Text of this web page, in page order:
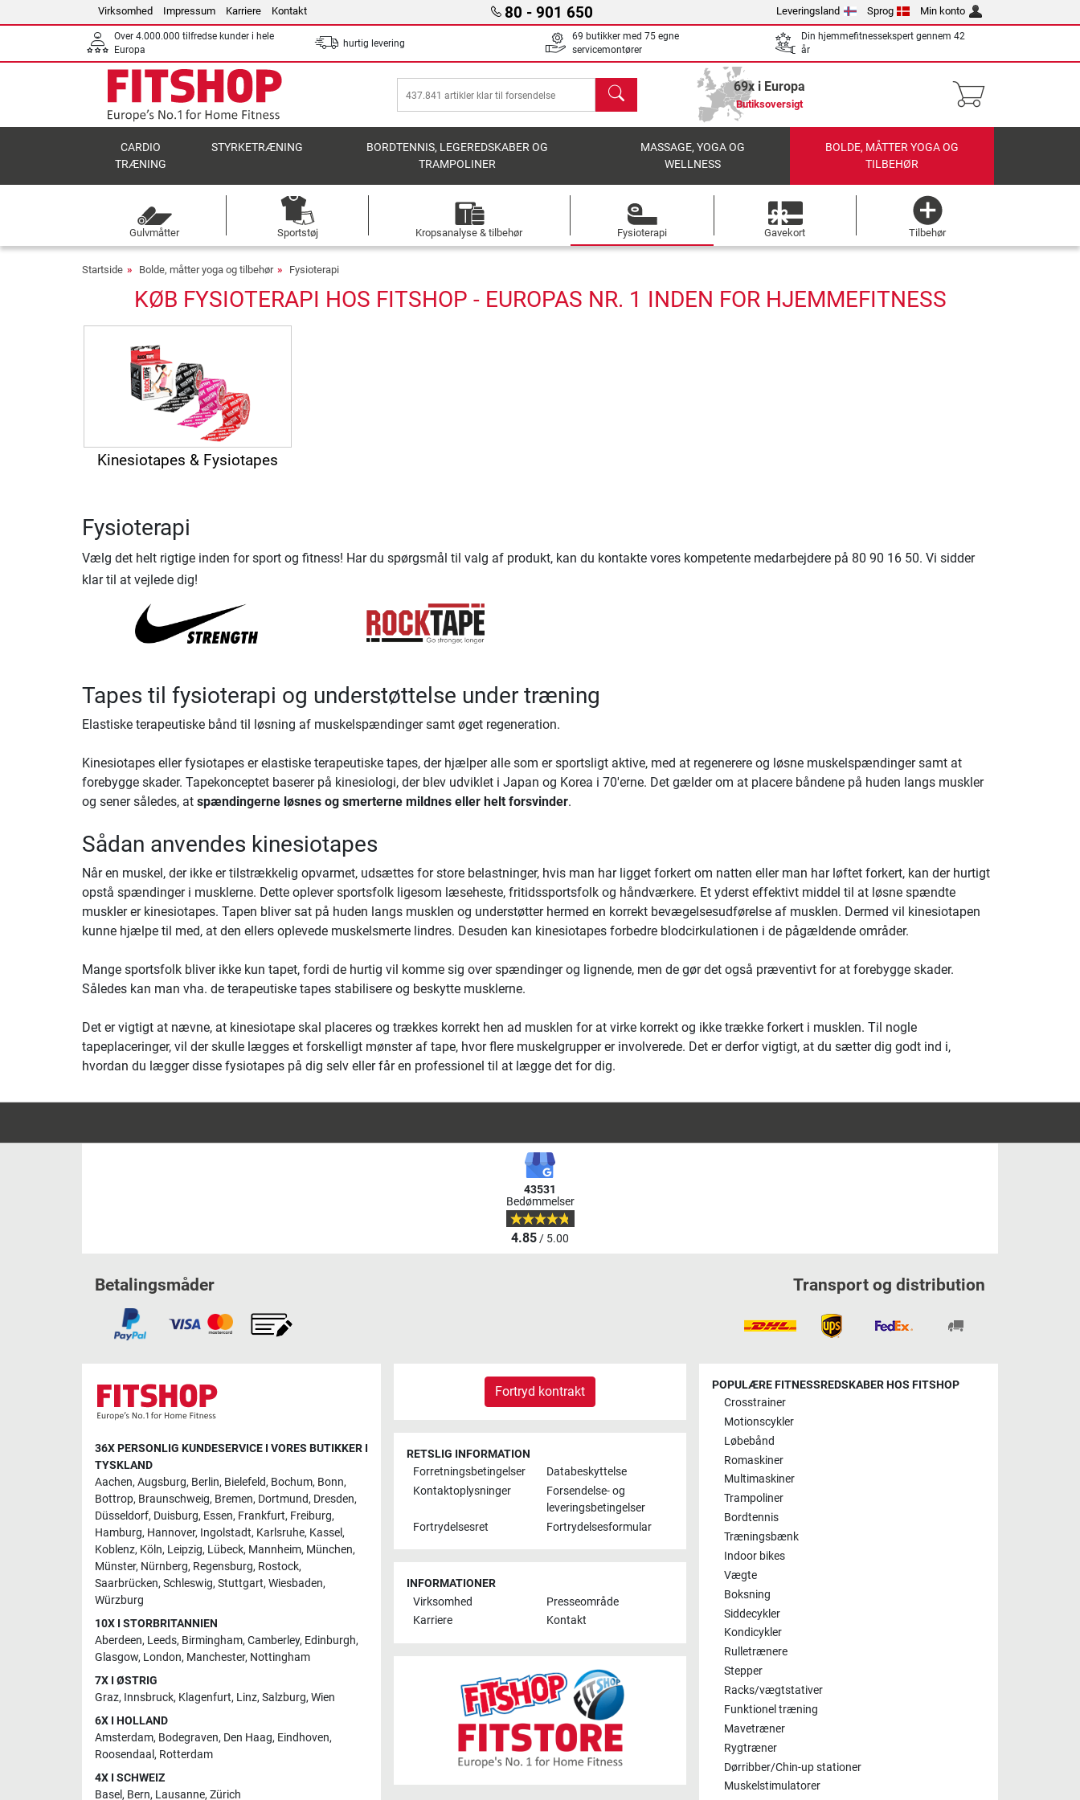
Virksomhed Impressum Karriere Kontakt 80 - 901 650 Leveringsland Sprog Min konto
Over 4.000.000 tilfredse kunder i hele
Europa
hurtig levering
69 butikker med 75 egne
servicemontører
Din hjemmefitnessekspert gennem 42
år
søg 69x i Europa
Butiksoversigt
CARDIO
TRÆNING
STYRKETRÆNING
BORDTENNIS, LEGEREDSKABER OG
TRAMPOLINER
MASSAGE, YOGA OG
WELLNESS
BOLDE, MÅTTER YOGA OG
TILBEHØR
Gulvmåtter Sportstøj Kropsanalyse & tilbehør Fysioterapi Gavekort Tilbehør
Startside Bolde, måtter yoga og tilbehør Fysioterapi
KØB FYSIOTERAPI HOS FITSHOP - EUROPAS NR. 1 INDEN FOR HJEMMEFITNESS
Kinesiotapes & Fysiotapes
Fysioterapi
Vælg det helt rigtige inden for sport og fitness! Har du spørgsmål til valg af produkt, kan du kontakte vores kompetente medarbejdere på 80 90 16 50. Vi sidder
klar til at vejlede dig!
Tapes til fysioterapi og understøttelse under træning
Elastiske terapeutiske bånd til løsning af muskelspændinger samt øget regeneration.
Kinesiotapes eller fysiotapes er elastiske terapeutiske tapes, der hjælper alle som er sportsligt aktive, med at regenerere og løsne muskelspændinger samt at
forebygge skader. Tapekonceptet baserer på kinesiologi, der blev udviklet i Japan og Korea i 70'erne. Det gælder om at placere båndene på huden langs muskler
og sener således, at spændingerne løsnes og smerterne mildnes eller helt forsvinder.
Sådan anvendes kinesiotapes
Når en muskel, der ikke er tilstrækkelig opvarmet, udsættes for store belastninger, hvis man har ligget forkert om natten eller man har løftet forkert, kan der hurtigt
opstå spændinger i musklerne. Dette oplever sportsfolk ligesom læseheste, fritidssportsfolk og håndværkere. Et yderst effektivt middel til at løsne spændte
muskler er kinesiotapes. Tapen bliver sat på huden langs musklen og understøtter hermed en korrekt bevægelsesudførelse af musklen. Dermed vil kinesiotapen
kunne hjælpe til med, at den ellers oplevede muskelsmerte lindres. Desuden kan kinesiotapes forbedre blodcirkulationen i de pågældende områder.
Mange sportsfolk bliver ikke kun tapet, fordi de hurtig vil komme sig over spændinger og lignende, men de gør det også præventivt for at forebygge skader.
Således kan man vha. de terapeutiske tapes stabilisere og beskytte musklerne.
Det er vigtigt at nævne, at kinesiotape skal placeres og trækkes korrekt hen ad musklen for at virke korrekt og ikke trække forkert i musklen. Til nogle
tapeplaceringer, vil der skulle lægges et forskelligt mønster af tape, hvor flere muskelgrupper er involverede. Det er derfor vigtigt, at du sætter dig godt ind i,
hvordan du lægger disse fysiotapes på dig selv eller får en professionel til at lægge det for dig.
43531
Bedømmelser
4.85/ 5.00
Betalingsmåder Transport og distribution
36X PERSONLIG KUNDESERVICE I VORES BUTIKKER I
TYSKLAND
Aachen, Augsburg, Berlin, Bielefeld, Bochum, Bonn,
Bottrop, Braunschweig, Bremen, Dortmund, Dresden,
Düsseldorf, Duisburg, Essen, Frankfurt, Freiburg,
Hamburg, Hannover, Ingolstadt, Karlsruhe, Kassel,
Koblenz, Köln, Leipzig, Lübeck, Mannheim, München,
Münster, Nürnberg, Regensburg, Rostock,
Saarbrücken, Schleswig, Stuttgart, Wiesbaden,
Würzburg
10X I STORBRITANNIEN
Aberdeen, Leeds, Birmingham, Camberley, Edinburgh,
Glasgow, London, Manchester, Nottingham
7X I ØSTRIG
Graz, Innsbruck, Klagenfurt, Linz, Salzburg, Wien
6X I HOLLAND
Amsterdam, Bodegraven, Den Haag, Eindhoven,
Roosendaal , Rotterdam
4X I SCHWEIZ
Basel, Bern, Lausanne, Zürich
Fortryd kontrakt
RETSLIG INFORMATION
Forretningsbetingelser
Databeskyttelse
Kontaktoplysninger
Forsendelse- og
leveringsbetingelser
Fortrydelsesret
Fortrydelsesformular
INFORMATIONER
Virksomhed
Presseområde
Karriere
Kontakt
POPULÆRE FITNESSREDSKABER HOS FITSHOP
Crosstrainer
Motionscykler
Løbebånd
Romaskiner
Multimaskiner
Trampoliner
Bordtennis
Træningsbænk
Indoor bikes
Vægte
Boksning
Siddecykler
Kondicykler
Rulletrænere
Stepper
Racks/vægtstativer
Funktionel træning
Mavetræner
Rygtræner
Dørribber/Chin-up stationer
Muskelstimulatorer